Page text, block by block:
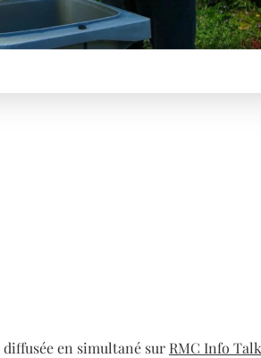
diffusée en simultané sur RMC Info